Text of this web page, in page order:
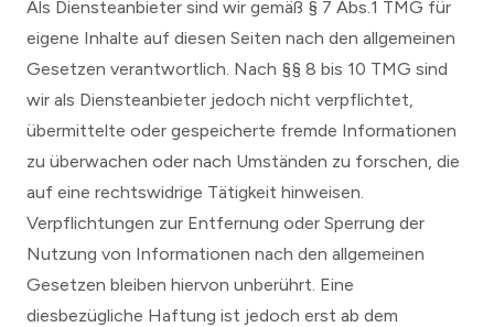
Als Diensteanbieter sind wir gemäß § 7 Abs.1 TMG für
eigene Inhalte auf diesen Seiten nach den allgemeinen
Gesetzen verantwortlich. Nach §§ 8 bis 10 TMG sind
wir als Diensteanbieter jedoch nicht verpflichtet,
übermittelte oder gespeicherte fremde Informationen
zu überwachen oder nach Umständen zu forschen, die
auf eine rechtswidrige Tätigkeit hinweisen.
Verpflichtungen zur Entfernung oder Sperrung der
Nutzung von Informationen nach den allgemeinen
Gesetzen bleiben hiervon unberührt. Eine
diesbezügliche Haftung ist jedoch erst ab dem